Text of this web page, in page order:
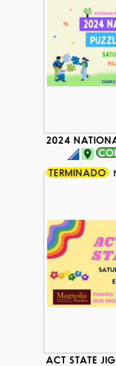
2024
TERMINADO
ACT STATE